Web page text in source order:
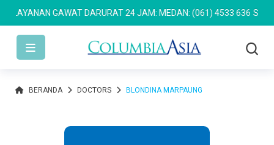
GAWAT DARURAT 24 JAM: MEDAN: (061) 4533 636
BERANDA DOCTORS BLONDINA MARPAUNG